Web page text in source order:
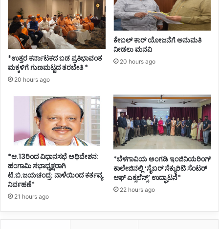
ಬ್
ಬಾ
ಳ
ಕ
ರ್
ವ
ಧು
*ಉತ್ತರ ಕರ್ನಾಟಕದ ಬಡ ಪ್ರತಿಭಾವಂತ
ಮಕ್ಕಳಿಗೆ ಗುಣಮಟ್ಟದ ತರಬೇತಿ *
20 hours ago
ಕೇಬಲ್ ಕಾರ್ ಯೋಜನೆಗೆ ಅನುಮತಿ
ನೀಡಲು ಮನವಿ
20 hours ago
*ಆ.13ರಿಂದ ವಿಧಾನಸಭೆ ಅಧಿವೇಶನ:
ಹಂಗಾಮಿ ಸಭಾಧ್ಯಕ್ಷರಾಗಿ
ಟಿ.ಬಿ.ಜಯಚಂದ್ರ: ನಾಳೆಯಿಂದ ಕರ್ತವ್ಯ
ನಿರ್ವಹಣೆ*
21 hours ago
*ಬೆಳಗಾವಿಯ ಅಂಗಡಿ ಇಂಜಿನಿಯರಿಂಗ್
ಕಾಲೇಜಿನಲ್ಲಿ ‘ಸೈಬರ್ ಸೆಕ್ಯುರಿಟಿ ಸೆಂಟರ್
ಆಫ್ ಎಕ್ಸಲೆನ್ಸ್’ ಉದ್ಘಾಟನೆ*
22 hours ago